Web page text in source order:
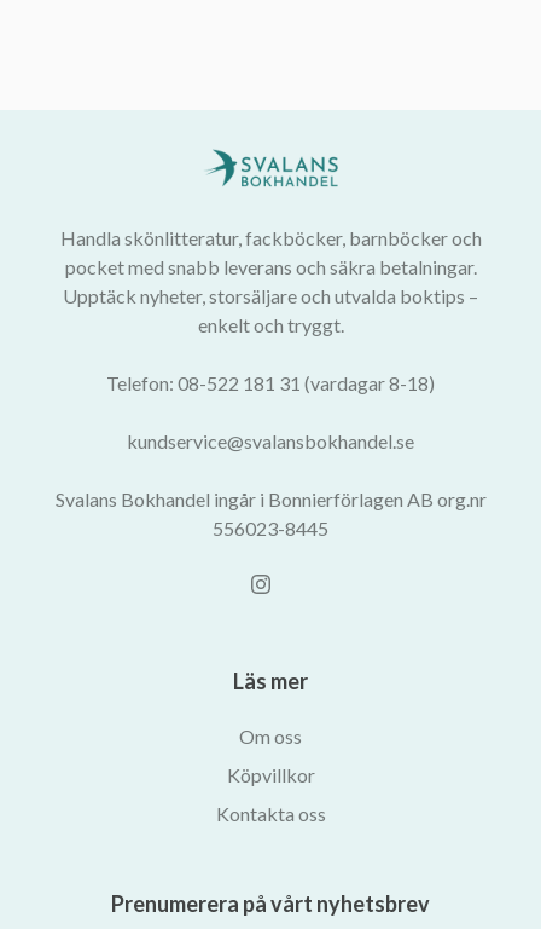
Handla skönlitteratur, fackböcker, barnböcker och
pocket med snabb leverans och säkra betalningar.
Upptäck nyheter, storsäljare och utvalda boktips –
enkelt och tryggt.
Telefon: 08-522 181 31 (vardagar 8-18)
kundservice@svalansbokhandel.se
Svalans Bokhandel ingår i Bonnierförlagen AB org.nr
556023-8445
Läs mer
Om oss
Köpvillkor
Kontakta oss
Prenumerera på vårt nyhetsbrev